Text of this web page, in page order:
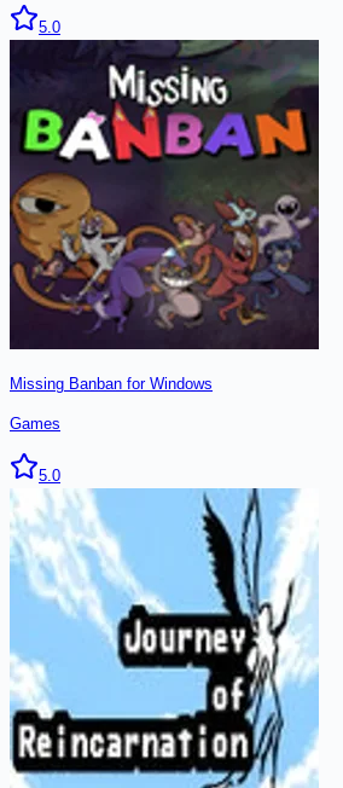
5.0
Missing Banban for Windows
Games
5.0